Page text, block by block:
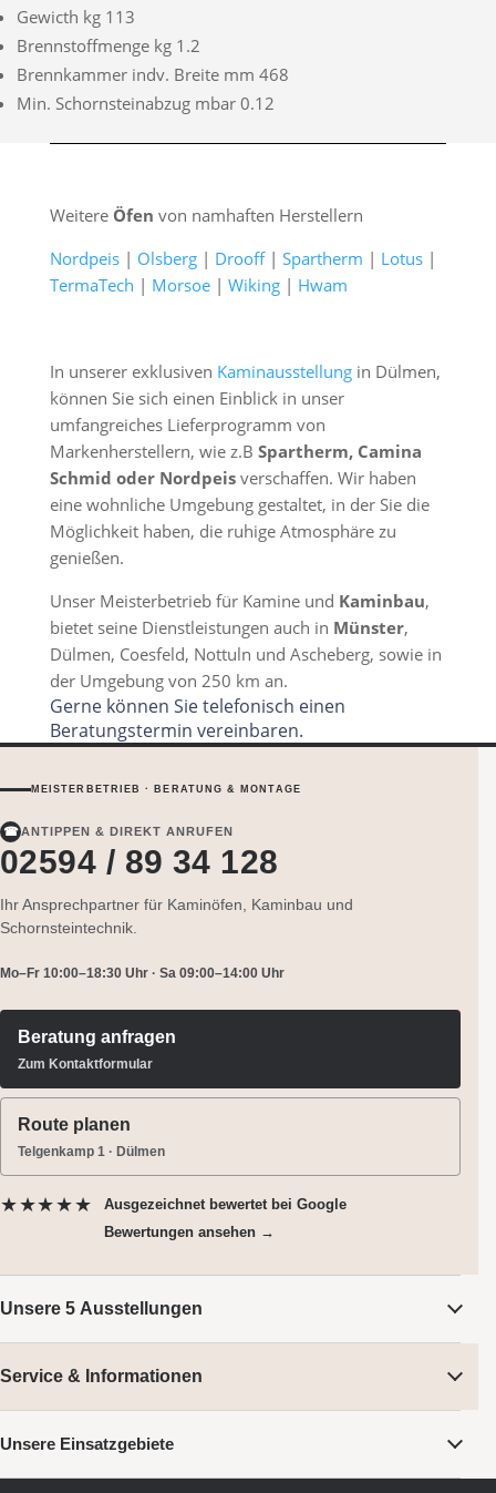
Gewicth kg 113
Brennstoffmenge kg 1.2
Brennkammer indv. Breite mm 468
Min. Schornsteinabzug mbar 0.12
Weitere Öfen von namhaften Herstellern
Nordpeis| Olsberg| Drooff| Spartherm | Lotus|
TermaTech | Morsoe| Wiking| Hwam
In unserer exklusiven Kaminausstellungin Dülmen,
können Sie sich einen Einblick in unser
umfangreiches Lieferprogramm von
Markenherstellern, wie z.B Spartherm, Camina
Schmid oder Nordpeisverschaffen. Wir haben
eine wohnliche Umgebung gestaltet, in der Sie die
Möglichkeit haben, die ruhige Atmosphäre zu
genießen.
Unser Meisterbetrieb für Kamine und Kaminbau,
bietet seine Dienstleistungen auch in Münster,
Dülmen, Coesfeld, Nottuln und Ascheberg, sowie in
der Umgebung von 250 km an.
Gerne können Sie telefonisch einen
Beratungstermin vereinbaren.
MEISTERBETRIEB · BERATUNG & MONTAGE
☎ ANTIPPEN & DIREKT ANRUFEN
02594 / 89 34 128
Ihr Ansprechpartner für Kaminöfen, Kaminbau und
Schornsteintechnik.
Mo–Fr 10:00–18:30 Uhr · Sa 09:00–14:00 Uhr
Beratung anfragen
Zum Kontaktformular
Route planen
Telgenkamp 1 · Dülmen
★★★★★ Ausgezeichnet bewertetbei Google
Bewertungen ansehen →
Unsere 5 Ausstellungen
Service & Informationen
Unsere Einsatzgebiete